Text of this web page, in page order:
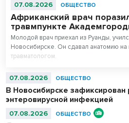
07.08.2026 ОБЩЕСТВО
Африканский врач
травмпункте
Молодой врач приехал из Руанды,
Новосибирске. Он сдавал анатомию на
травматологом.
07.08.2026 ОБЩЕСТВО
В Новосибирске зафиксирован
энтеровирусной инфекцией
07.08.2026 ОБЩЕСТВО